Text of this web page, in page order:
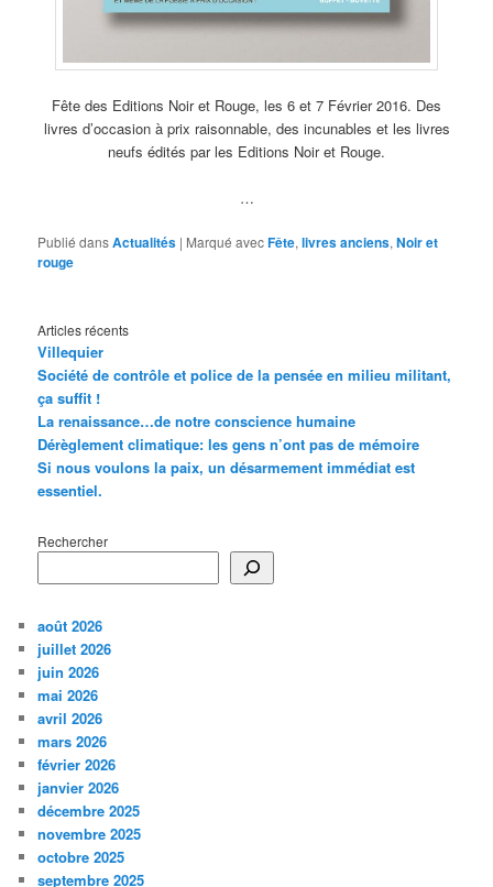
Fête des Editions Noir et Rouge, les 6 et 7 Février 2016. Des
livres d’occasion à prix raisonnable, des incunables et les livres
neufs édités par les Editions Noir et Rouge.
…
Publié dansActualités | Marqué avecFête,livres anciens,Noir et
rouge
Articles récents
Villequier
Société de contrôle et police de la pensée en milieu militant,
ça suffit !
La renaissance…de notre conscience humaine
Dérèglement climatique: les gens n’ont pas de mémoire
Si nous voulons la paix, un désarmement immédiat est
essentiel.
Rechercher
août 2026
juillet 2026
juin 2026
mai 2026
avril 2026
mars 2026
février 2026
janvier 2026
décembre 2025
novembre 2025
octobre 2025
septembre 2025